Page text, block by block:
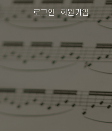
로그인 회원가입